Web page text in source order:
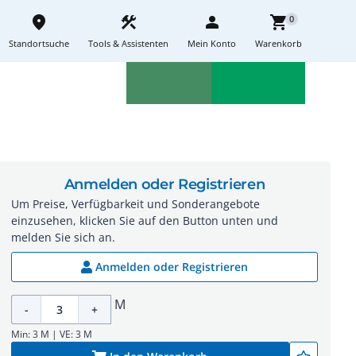
place
Standortsuche
construction
Tools & Assistenten
person
Mein Konto
shopping_cart0
Warenkorb
Anmelden oder Registrieren
Um Preise, Verfügbarkeit und Sonderangebote
einzusehen, klicken Sie auf den Button unten und
melden Sie sich an.
Anmelden oder Registrieren
- + M
Min: 3 M | VE: 3 M